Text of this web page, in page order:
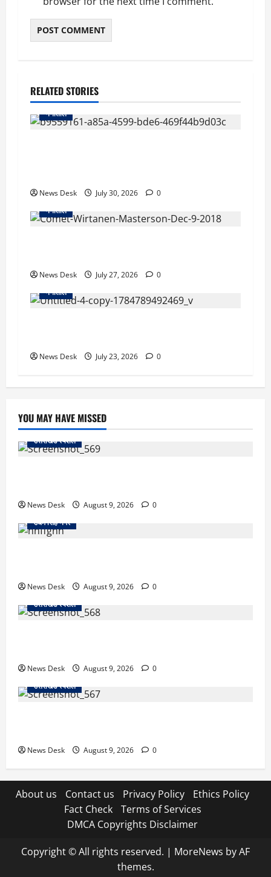
RELATED STORIES
नैनीताल
News Desk July 30, 2026
0
नैनीताल
News Desk July 27, 2026
0
नैनीताल
News Desk July 23, 2026 0
YOU MAY HAVE MISSED
उत्तराखंड स्पेशल
News Desk August 9, 2026
0
उधम सिंह नगर
News Desk August 9, 2026
0
उत्तराखंड स्पेशल
News Desk August 9, 2026
0
उत्तराखंड स्पेशल
News Desk August 9, 2026 0
About us Contact us Privacy Policy
Ethics Policy
Fact Check
Terms of Services
DMCA Copyrights Disclaimer
Copyright © All rights reserved. | MoreNews by AF
themes.